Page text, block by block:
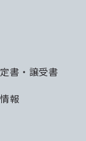
書・譲受書
報